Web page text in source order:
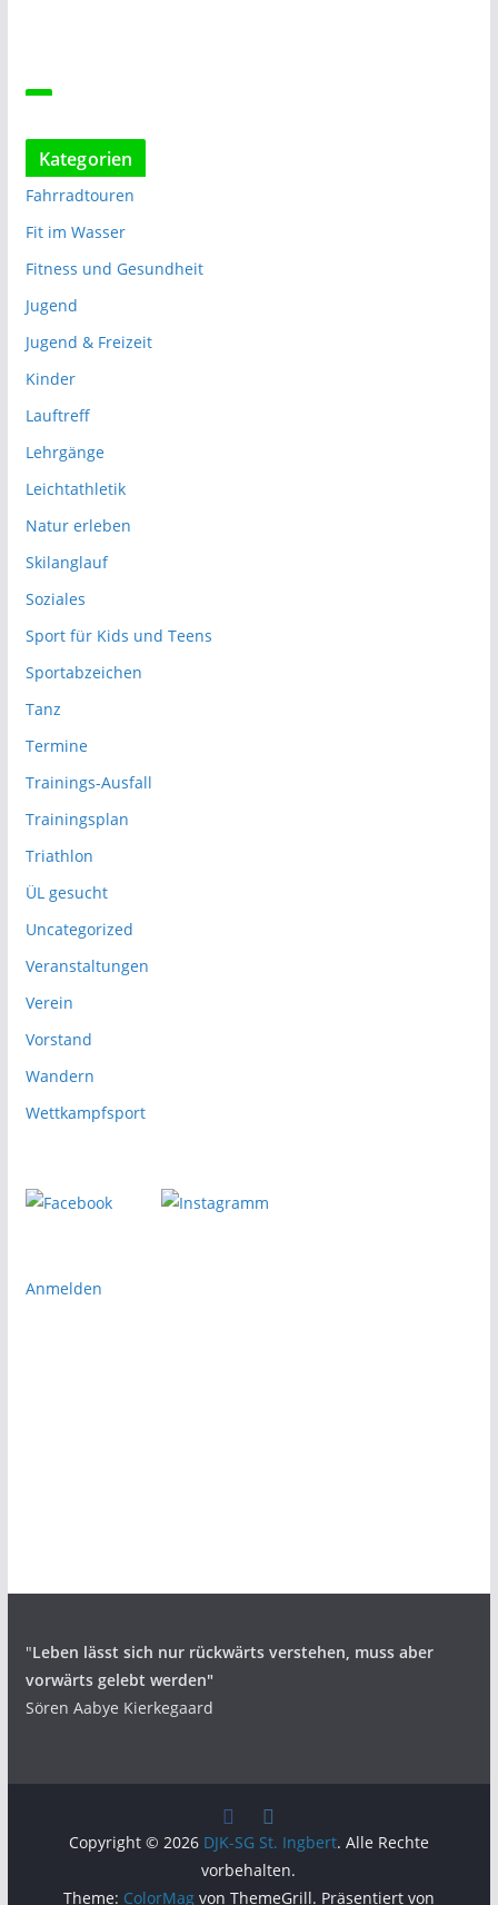
Kategorien
Fahrradtouren
Fit im Wasser
Fitness und Gesundheit
Jugend
Jugend & Freizeit
Kinder
Lauftreff
Lehrgänge
Leichtathletik
Natur erleben
Skilanglauf
Soziales
Sport für Kids und Teens
Sportabzeichen
Tanz
Termine
Trainings-Ausfall
Trainingsplan
Triathlon
ÜL gesucht
Uncategorized
Veranstaltungen
Verein
Vorstand
Wandern
Wettkampfsport
Anmelden
"Leben lässt sich nur rückwärts verstehen, muss aber
vorwärts gelebt werden"
Sören Aabye Kierkegaard
Copyright © 2026 DJK-SG St. Ingbert. Alle Rechte
vorbehalten.
Theme: ColorMagvon ThemeGrill. Präsentiert von